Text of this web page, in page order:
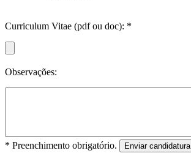
Curriculum Vitae (pdf ou doc): *
Observações:
* Preenchimento obrigatório. Enviar candidatura